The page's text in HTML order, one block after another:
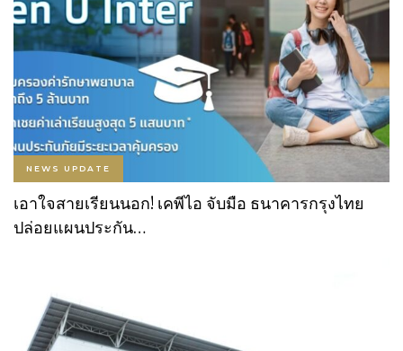
NEWS UPDATE
เอาใจสายเรียนนอก! เคพีไอ จับมือ ธนาคารกรุงไทย
ปล่อยแผนประกัน…